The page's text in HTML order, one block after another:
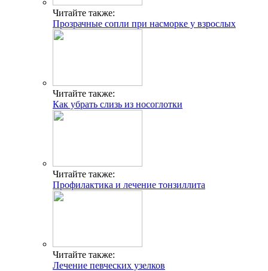
Читайте также:
Прозрачные сопли при насморке у взрослых
Читайте также:
Как убрать слизь из носоглотки
Читайте также:
Профилактика и лечение тонзиллита
Читайте также:
Лечение певческих узелков